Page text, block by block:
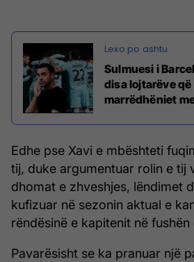
Sulmuesi i
disa lojtarëve
marrëdhëniet
Edhe pse Xavi e mbështeti
tij, duke argumentuar rolin e tij
dhomat e zhveshjes, lëndimet
kufizuar në sezonin aktual e
rëndësinë e kapitenit në fushën
Pavarësisht se ka pranuar një